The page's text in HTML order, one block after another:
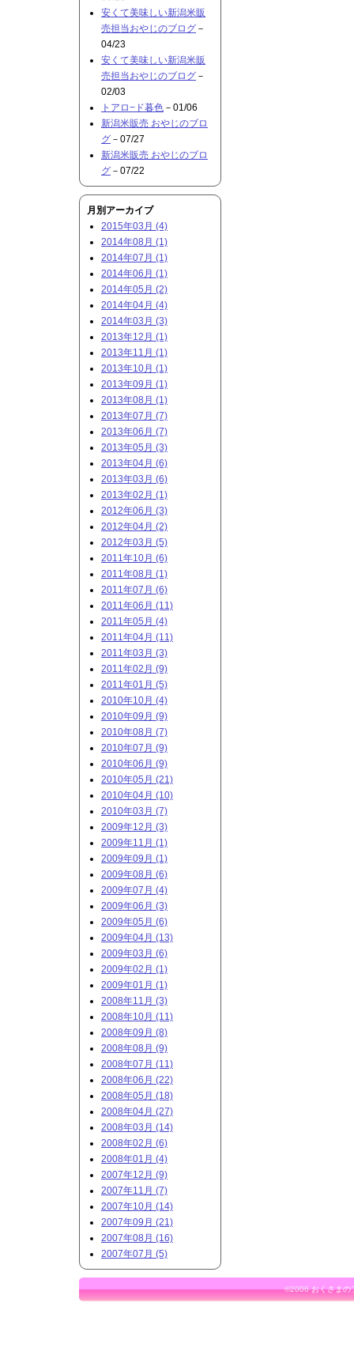
安くて美味しい新潟米販
売担当おやじのブログ －
04/23
安くて美味しい新潟米販
売担当おやじのブログ －
02/03
トアロ−ド暮色 －01/06
新潟米販売 おやじのブロ
グ －07/27
新潟米販売 おやじのブロ
グ －07/22
月別アーカイブ
2015年03月 (4)
2014年08月 (1)
2014年07月 (1)
2014年06月 (1)
2014年05月 (2)
2014年04月 (4)
2014年03月 (3)
2013年12月 (1)
2013年11月 (1)
2013年10月 (1)
2013年09月 (1)
2013年08月 (1)
2013年07月 (7)
2013年06月 (7)
2013年05月 (3)
2013年04月 (6)
2013年03月 (6)
2013年02月 (1)
2012年06月 (3)
2012年04月 (2)
2012年03月 (5)
2011年10月 (6)
2011年08月 (1)
2011年07月 (6)
2011年06月 (11)
2011年05月 (4)
2011年04月 (11)
2011年03月 (3)
2011年02月 (9)
2011年01月 (5)
2010年10月 (4)
2010年09月 (9)
2010年08月 (7)
2010年07月 (9)
2010年06月 (9)
2010年05月 (21)
2010年04月 (10)
2010年03月 (7)
2009年12月 (3)
2009年11月 (1)
2009年09月 (1)
2009年08月 (6)
2009年07月 (4)
2009年06月 (3)
2009年05月 (6)
2009年04月 (13)
2009年03月 (6)
2009年02月 (1)
2009年01月 (1)
2008年11月 (3)
2008年10月 (11)
2008年09月 (8)
2008年08月 (9)
2008年07月 (11)
2008年06月 (22)
2008年05月 (18)
2008年04月 (27)
2008年03月 (14)
2008年02月 (6)
2008年01月 (4)
2007年12月 (9)
2007年11月 (7)
2007年10月 (14)
2007年09月 (21)
2007年08月 (16)
2007年07月 (5)
©2006おくさまの